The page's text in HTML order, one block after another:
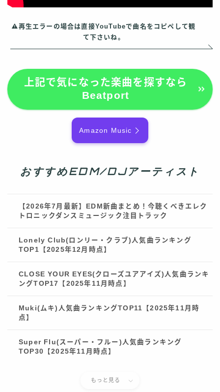
再生エラーの場合は直接YouTubeで曲名をコピペして観
て下さいね。
上記で気になった楽曲を探すなら
Beatport
Amazon Music
おすすめEDM/DJアーティスト
【2026年7月最新】EDM新曲まとめ！今聴くべきエレク
トロニックダンスミュージック注目トラック
Lonely Club(ロンリー・クラブ)人気曲ランキング
TOP1【2025年12月時点】
CLOSE YOUR EYES(クローズユアアイズ)人気曲ランキ
ングTOP17【2025年11月時点】
Muki(ムキ)人気曲ランキングTOP11【2025年11月時
点】
Super Flu(スーパー・フルー)人気曲ランキング
TOP30【2025年11月時点】
もっと見る